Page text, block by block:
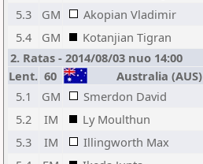
5.3
GM Akopian Vladimir
5.4
GM Kotanjian Tigran
2. Ratas - 2014/08/03 nuo 14:00
Lent. 60 Australia (AUS)
5.1
GM Smerdon David
5.2
IM Ly Moulthun
5.3
IM Illingworth Max